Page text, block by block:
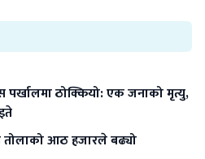
पर्खालमा ठोक्कियो: एक जनाको मृत्यु,
आठ हजारले बढ्यो